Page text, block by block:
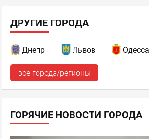
ДРУГИЕ ГОРОДА
Днепр Львов Одесса
все города/регионы
ГОРЯЧИЕ НОВОСТИ ГОРОДА